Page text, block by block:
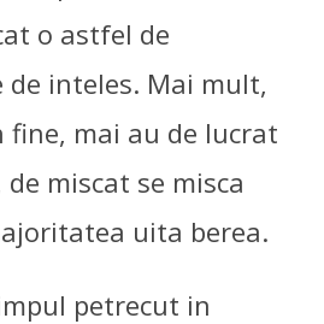
o astfel de
inteles. Mai mult,
fine, mai au de lucrat
miscat se misca
uita berea.
petrecut in